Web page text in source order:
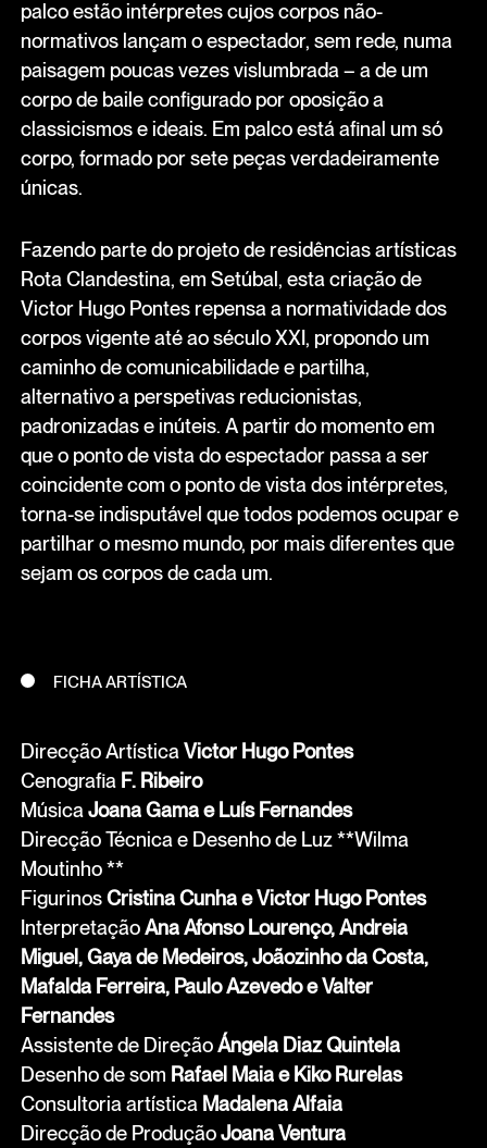
palco estão intérpretes cujos corpos não-
normativos lançam o espectador, sem rede, numa
paisagem poucas vezes vislumbrada – a de um
corpo de baile configurado por oposição a
classicismos e ideais. Em palco está afinal um só
corpo, formado por sete peças verdadeiramente
únicas.
Fazendo parte do projeto de residências artísticas
Rota Clandestina, em Setúbal, esta criação de
Victor Hugo Pontes repensa a normatividade dos
corpos vigente até ao século XXI, propondo um
caminho de comunicabilidade e partilha,
alternativo a perspetivas reducionistas,
padronizadas e inúteis. A partir do momento em
que o ponto de vista do espectador passa a ser
coincidente com o ponto de vista dos intérpretes,
torna-se indisputável que todos podemos ocupar e
partilhar o mesmo mundo, por mais diferentes que
sejam os corpos de cada um.
FICHA ARTÍSTICA
Direcção ArtísticaVictor Hugo Pontes
Cenografia F. Ribeiro
MúsicaJoana Gama e Luís Fernandes
Direcção Técnica e Desenho de Luz **Wilma
Moutinho **
FigurinosCristina Cunha e Victor Hugo Pontes
InterpretaçãoAna Afonso Lourenço, Andreia
Miguel, Gaya de Medeiros, Joãozinho da Costa,
Mafalda Ferreira, Paulo Azevedo e Valter
Fernandes
Assistente de DireçãoÁngela Diaz Quintela
Desenho de som Rafael Maia e Kiko Rurelas
Consultoria artística Madalena Alfaia
Direcção de ProduçãoJoana Ventura